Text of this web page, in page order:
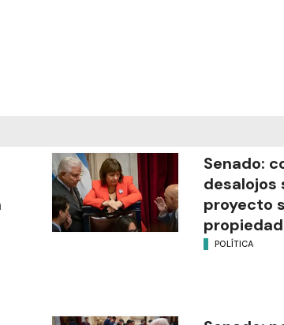
Senado:
desalojos
proyecto
POLÍTICA